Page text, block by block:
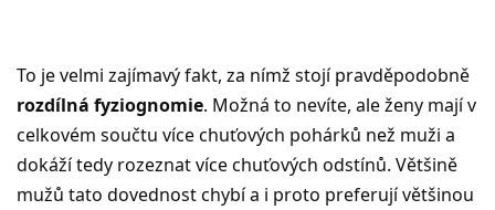
To je velmi zajímavý fakt, za nímž stojí pravděpodobně
rozdílná fyziognomie. Možná to nevíte, ale ženy mají v
celkovém součtu více chuťových pohárků než muži a
dokáží tedy rozeznat více chuťových odstínů. Většině
mužů tato dovednost chybí a i proto preferují většinou